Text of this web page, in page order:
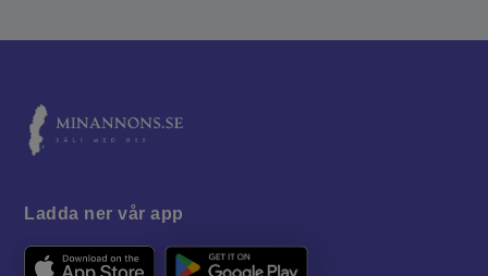
Ladda ner vår app